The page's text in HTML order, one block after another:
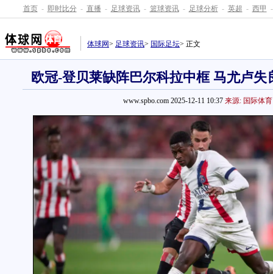
首页 - 即时比分 - 直播 - 足球资讯 - 篮球资讯 - 足球分析 - 英超 - 西甲 -
体球网> 足球资讯> 国际足坛> 正文
欧冠-登贝莱缺阵巴尔科拉中框 马尤卢失
www.spbo.com 2025-12-11 10:37 来源: 国际体育